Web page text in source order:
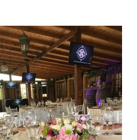
s fiestas
eventos Sal
ón
Matrimonio
salon
matrimonio
boda
santiago
region
metro
´politana
cajon del